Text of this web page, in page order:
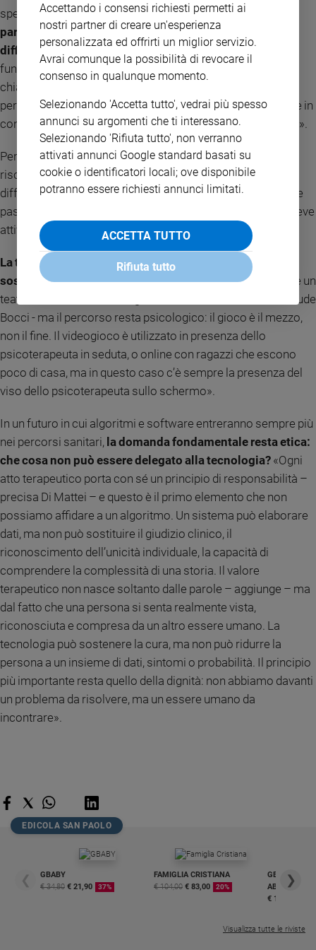
sperimentato», continua Bocci.«Questo approccio è
particolarmente utile con ragazzi molto bloccati o con
difficoltà relazionaliper i quali la terapia tradizionale non
funziona benissimo. Il gioco crea una condizione che
chiamiamo di “flow”, uno stato ottimale di calma in cui la
persona può sperimentare un maggior equilibrio ed entrare in
contatto con aspetti del proprio sé senza sentirsi giudicata».
Per anni il videogioco è stato raccontato soprattutto come
rischio: isolamento, dipendenza, fuga dalla realtà. «La
differenza sta nell’uso. Un videogioco costruito per rendere
passivi non ha valore terapeutico. Quello che utilizziamo deve
attivare senso di scelta, responsabilità e autoefficacia».
La tecnologia diventa quindi uno strumento, non un
sostituto della relazione.«Il mondo virtuale può diventare un
teatro interiore dove emergono emozioni e vissuti – conclude
Bocci - ma il percorso resta psicologico: il gioco è il mezzo,
non il fine. Il videogioco è utilizzato in presenza dello
psicoterapeuta in seduta, o online con ragazzi che escono
poco di casa, ma in questo caso c’è sempre la presenza del
viso dello psicoterapeuta sullo schermo».
In un futuro in cui algoritmi e software entreranno sempre più
nei percorsi sanitari, la domanda fondamentale resta etica:
che cosa non può essere delegato alla tecnologia? «Ogni
atto terapeutico porta con sé un principio di responsabilità –
precisa Di Mattei – e questo è il primo elemento che non
possiamo affidare a un algoritmo. Un sistema può elaborare
dati, ma non può sostituire il giudizio clinico, il
riconoscimento dell’unicità individuale, la capacità di
comprendere la complessità di una storia. Il valore
terapeutico non nasce soltanto dalle parole – aggiunge – ma
dal fatto che una persona si senta realmente vista,
riconosciuta e compresa da un altro essere umano. La
tecnologia può sostenere la cura, ma non può ridurre la
persona a un insieme di dati, sintomi o probabilità. Il principio
più importante resta quello della dignità: non abbiamo davanti
un problema da risolvere, ma un essere umano da
incontrare».
EDICOLA SAN PAOLO
❮
GBABY
€ 34,80 € 21,90 37%
FAMIGLIA CRISTIANA
€ 104,00 € 83,00 20%
GBABY
€ 16,99
❯
Visualizza tutte le riviste
Accettando i consensi richiesti permetti ai
nostri partner di creare un'esperienza
personalizzata ed offrirti un miglior servizio.
Avrai comunque la possibilità di revocare il
consenso in qualunque momento.
Selezionando 'Accetta tutto', vedrai più spesso
annunci su argomenti che ti interessano.
Selezionando 'Rifiuta tutto', non verranno
attivati annunci Google standard basati su
cookie o identificatori locali; ove disponibile
potranno essere richiesti annunci limitati.
ACCETTA TUTTO
Rifiuta tutto